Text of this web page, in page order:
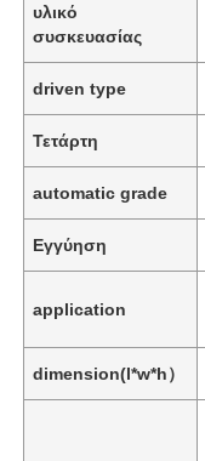
υλικό
συσκευασίας
driven type
Τετάρτη
automatic grade
Εγγύηση
application
dimension(l*w*h）